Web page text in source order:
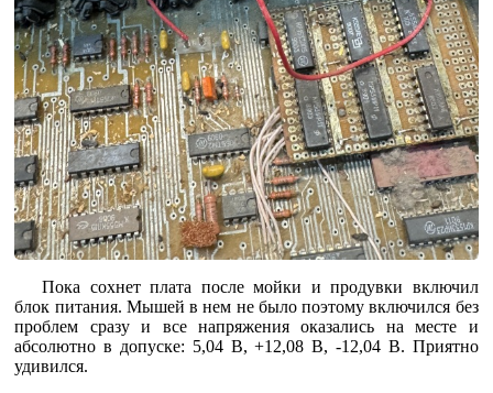
Пока сохнет плата после мойки и продувки включил
блок питания. Мышей в нем не было поэтому включился без
проблем сразу и все напряжения оказались на месте и
абсолютно в допуске: 5,04 В, +12,08 В, -12,04 В. Приятно
удивился.